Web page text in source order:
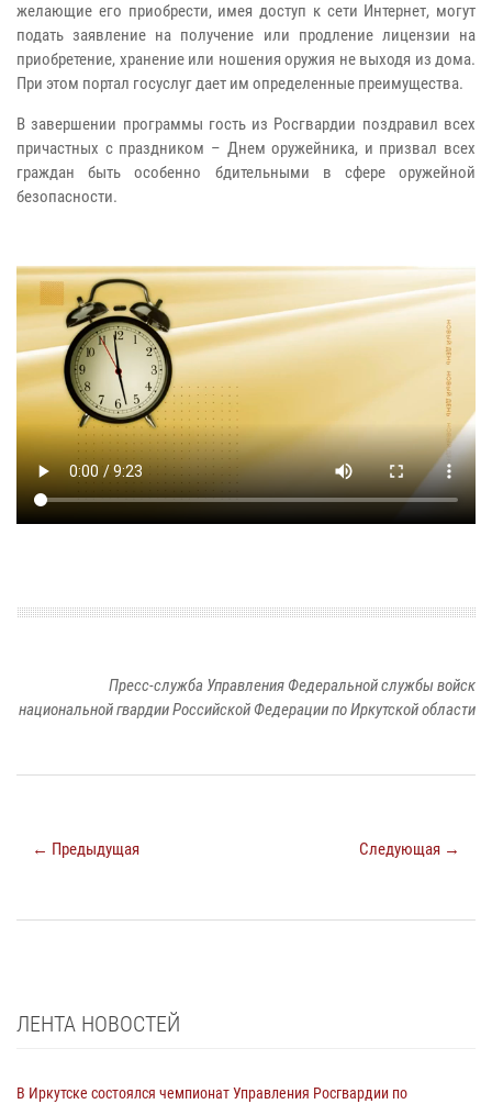
желающие его приобрести, имея доступ к сети Интернет, могут
подать заявление на получение или продление лицензии на
приобретение, хранение или ношения оружия не выходя из дома.
При этом портал госуслуг дает им определенные преимущества.
В завершении программы гость из Росгвардии поздравил всех
причастных с праздником – Днем оружейника, и призвал всех
граждан быть особенно бдительными в сфере оружейной
безопасности.
Пресс-служба Управления Федеральной службы войск
национальной гвардии Российской Федерации по Иркутской области
← Предыдущая Следующая →
ЛЕНТА НОВОСТЕЙ
В Иркутске состоялся чемпионат Управления Росгвардии по